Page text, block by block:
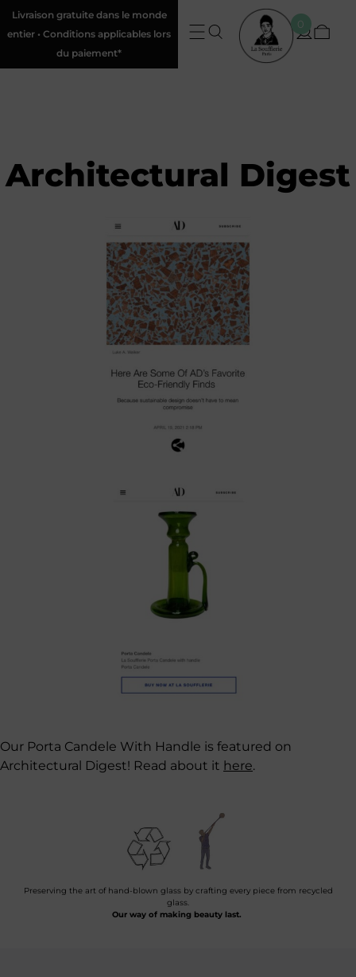
Livraison gratuite dans le monde
entier • Conditions applicables lors
du paiement*
0
Architectural Digest
Our Porta Candele With Handle is featured on
Architectural Digest! Read about it here.
Preserving the art of hand-blown glass by crafting every piece from recycled
glass.
Our way of making beauty last.